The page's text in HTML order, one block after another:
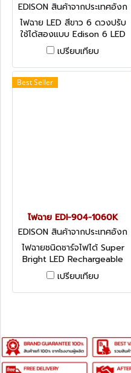
EDISON สินค้าจากประเทศอังก
ฤษ-1
ไฟฉาย LED สีขาว 6 ดวงปรับ
ใช้ได้สองแบบ Edison 6 LED
Combi Stretch Light
เปรียบเทียบ
Best Seller
ไฟฉาย EDI-904-1060K
EDISON สินค้าจากประเทศอังก
ฤษ-1
ไฟฉายชนิดชาร์จไฟได้ Super
Bright LED Rechargeable
Spotlight
เปรียบเทียบ